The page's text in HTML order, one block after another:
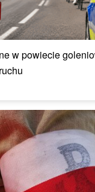
w powiecie